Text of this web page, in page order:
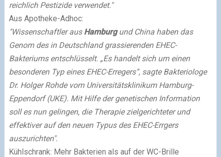
reichlich Pestizide verwendet."
Aus Apotheke-Adhoc:
"Wissenschaftler aus Hamburgund China haben das
Genom des in Deutschland grassierenden EHEC-
Bakteriums entschlüsselt. „Es handelt sich um einen
besonderen Typ eines EHEC-Erregers“, sagte Bakteriologe
Dr. Holger Rohde vom Universitätsklinikum Hamburg-
Eppendorf (UKE). Mit Hilfe der genetischen Information
soll es nun gelingen, die Therapie zielgerichteter und
effektiver auf den neuen Typus des EHEC-Errgers
auszurichten".
Kühlschrank: Mehr Bakterien als auf der WC-Brille